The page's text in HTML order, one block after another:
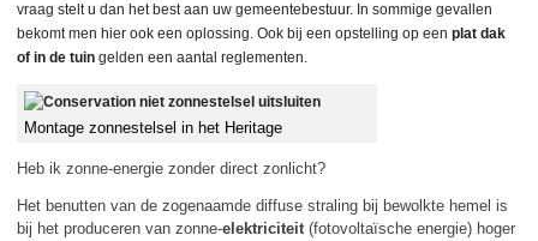
vraag stelt u dan het best aan uw gemeentebestuur. In sommige gevallen
bekomt men hier ook een oplossing. Ook bij een opstelling op een plat dak
of in de tuin gelden een aantal reglementen.
Montage zonnestelsel in het Heritage
Heb ik zonne-energie zonder direct zonlicht?
Het benutten van de zogenaamde diffuse straling bij bewolkte hemel is
bij het produceren van zonne-elektriciteit(fotovoltaïsche energie) hoger